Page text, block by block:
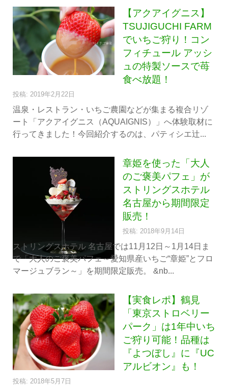
【アクアイグニス】
TSUJIGUCHI FARM
でいちご狩り！コン
フィチュール アッシ
ュの特製ソースで苺
食べ放題！
投稿: 2019年2月22日
温泉・レストラン・いちご農園などが集まる複合リゾ
ート「アクアイグニス（AQUAIGNIS）」へ体験取材に
行ってきました！今回紹介するのは、パティシエ辻...
章姫を使った「大人
のご褒美パフェ」が
ストリングスホテル
名古屋から期間限定
販売！
投稿: 2018年9月14日
ストリングスホテル 名古屋では11月12日～1月14日ま
で「大人のご褒美パフェ～愛知県産いちご“章姫”とフロ
マージュブラン～」を期間限定販売。 &nb...
【実食レポ】鶴見
「東京ストロベリー
パーク」は1年中いち
ご狩り可能！品種は
『よつぼし』に『UC
アルビオン』も！
投稿: 2018年5月7日